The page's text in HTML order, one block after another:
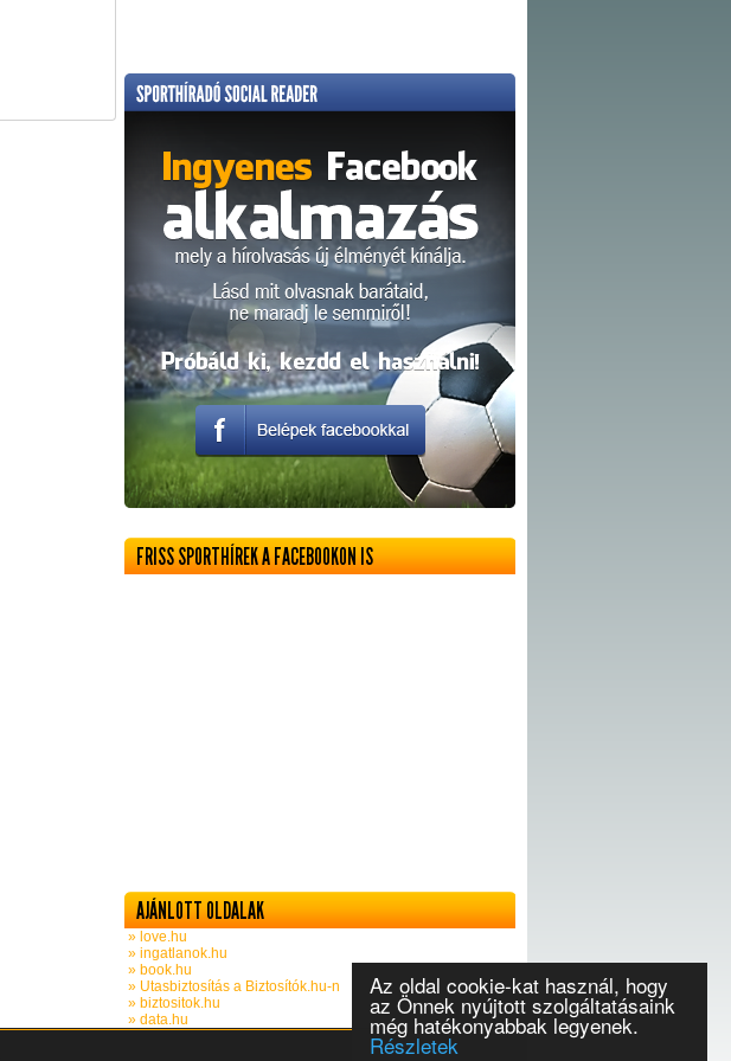
Az oldal cookie-kat használ, hogy
az Önnek nyújtott szolgáltatásaink
még hatékonyabbak legyenek.
Részletek
FRISS SPORTHÍREK A FACEBOOKON IS
AJÁNLOTT OLDALAK
» love.hu
» ingatlanok.hu
» book.hu
» Utasbiztosítás a Biztosítók.hu-n
» biztositok.hu
» data.hu